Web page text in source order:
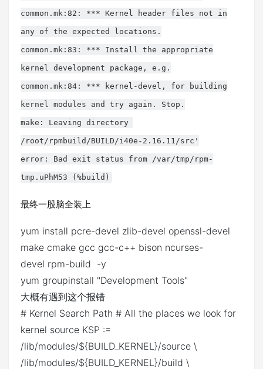
common.mk:82: *** Kernel header files not in
any of the expected locations.
common.mk:83: *** Install the appropriate
kernel development package, e.g.
common.mk:84: *** kernel-devel, for building
kernel modules and try again. Stop.
make: Leaving directory
/root/rpmbuild/BUILD/i40e-2.16.11/src'
error: Bad exit status from /var/tmp/rpm-
tmp.uPhM53 (%build)
最终一股脑全装上
yum install pcre-devel zlib-devel openssl-devel
make cmake gcc gcc-c++ bison ncurses-
devel rpm-build -y
yum groupinstall "Development Tools"
大概有遇到这个报错
# Kernel Search Path # All the places we look for
kernel source KSP :=
/lib/modules/${BUILD_KERNEL}/source \
/lib/modules/${BUILD_KERNEL}/build \